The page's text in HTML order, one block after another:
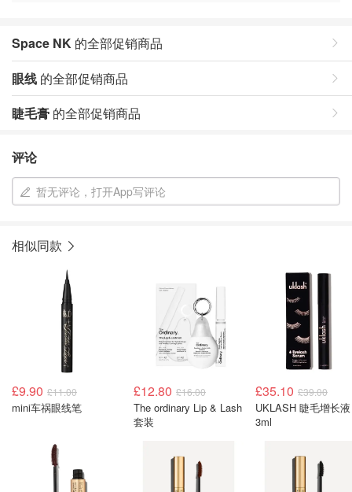
Space NK 的全部促销商品
眼线 的全部促销商品
睫毛膏 的全部促销商品
评论
暂无评论，打开App写评论
相似同款
£9.90 £11.00
mini车祸眼线笔
£12.80 £16.00
The ordinary Lip & Lash
套装
£35.10 £39.00
UKLASH 睫毛增长液
3ml